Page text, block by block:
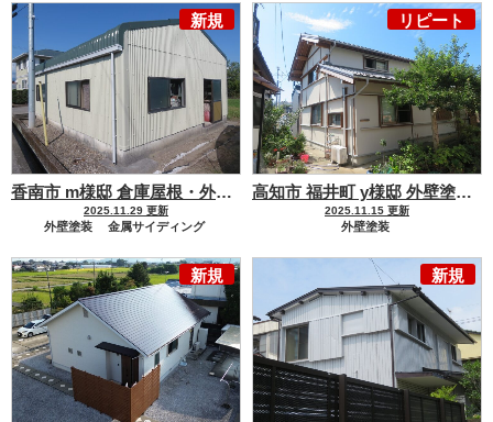
新規
香南市 m様邸 倉庫屋根・外壁塗装工事 倉庫の塗装も妥協はし
2025.11.29 更新
外壁塗装
金属サイディング
リピート
高知市 福井町 y様邸 外壁塗装工事
2025.11.15 更新
外壁塗装
金属屋根
新規 新規